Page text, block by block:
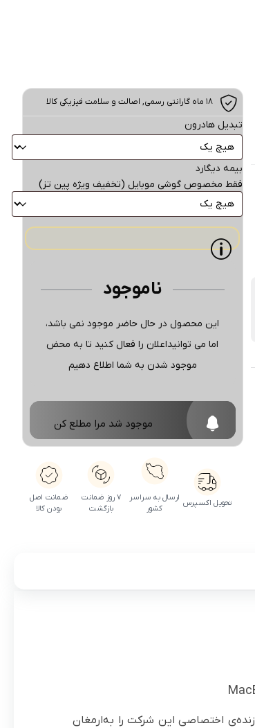
18 ماه گارانتی رسمی, اصالت و سلامت فیزیکی کالا
تبدیل هادرون
بیمه دیگارد
فقط مخصوص گوشی موبایل (تخفیف ویژه پین تز)
ناموجود
این محصول در حال حاضر موجود نمی باشد،
اما می توانیداعلان را فعال کنید تا به محض
موجود شدن به شما اطلاع دهیم
موجود شد مرا مطلع کن
تحویل اکسپرس
ارسال به سراسر
کشور
۷ روز ضمانت
بازگشت
ضمانت اصل
بودن کالا
کامپیوتر‌های مک با پردازنده‌ی اختصاصی این شرکت را به‌ارمغان